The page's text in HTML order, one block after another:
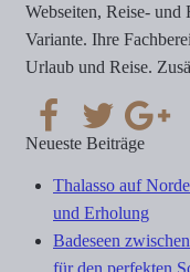
Webseiten, Reise- und
Variante. Ihre
Urlaub und Reise.
Neueste Beiträge
Thalasso auf
und Erholung
Badeseen